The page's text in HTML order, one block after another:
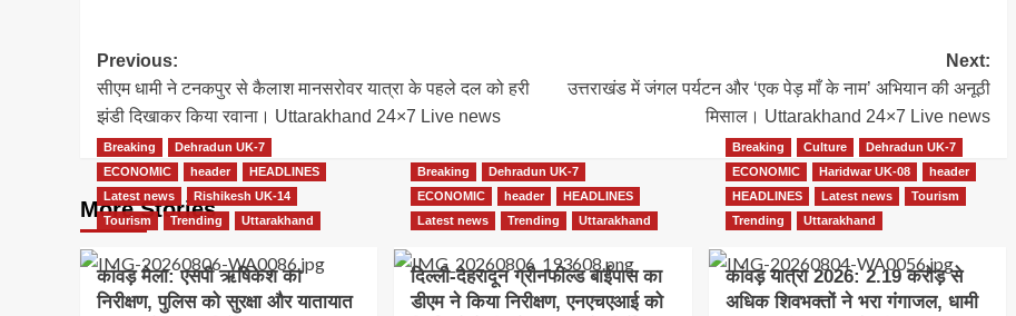
Post
navigation
Previous:
सीएम धामी ने टनकपुर से कैलाश मानसरोवर यात्रा के पहले दल को हरी
झंडी दिखाकर किया रवाना। Uttarakhand 24×7 Live news
Next:
उत्तराखंड में जंगल पर्यटन और ‘एक पेड़ माँ के नाम’ अभियान की अनूठी
मिसाल। Uttarakhand 24×7 Live news
More Stories
Breaking
Dehradun UK-7
ECONOMIC
header
HEADLINES
Latest news
Rishikesh UK-14
Tourism
Trending Uttarakhand
कांवड़ मेला: एसपी ऋषिकेश का
निरीक्षण, पुलिस को सुरक्षा और यातायात
Breaking
Dehradun UK-7
ECONOMIC
header
HEADLINES
Latest news
Trending Uttarakhand
दिल्ली-देहरादून ग्रीनफील्ड बाईपास का
डीएम ने किया निरीक्षण, एनएचएआई को
Breaking Culture
Dehradun UK-7
ECONOMIC
Haridwar UK-08
header
HEADLINES
Latest news
Tourism
Trending
Uttarakhand
कांवड़ यात्रा 2026: 2.19 करोड़ से
अधिक शिवभक्तों ने भरा गंगाजल, धामी